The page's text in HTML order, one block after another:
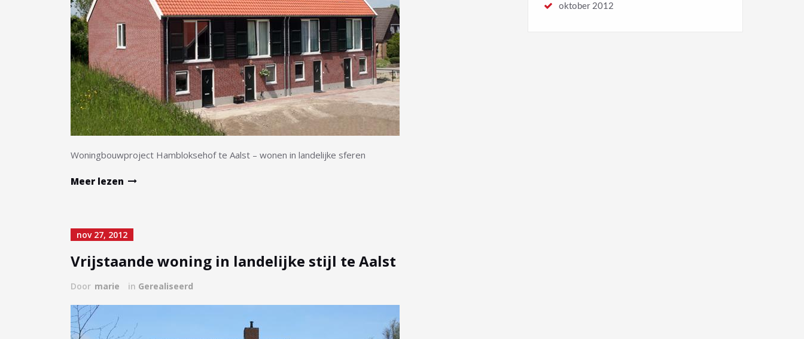
Woningbouwproject Hambloksehof te Aalst – wonen in landelijke sferen
Meer lezen
nov 27, 2012
Vrijstaande woning in landelijke stijl te Aalst
Door marie in Gerealiseerd
oktober 2012